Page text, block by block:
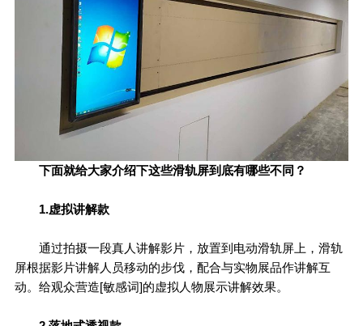
下面就给大家介绍下这些滑轨屏到底有哪些不同？
1.虚拟讲解款
通过拍摄一段真人讲解影片，放置到电动滑轨屏上，滑轨
屏根据影片讲解人员移动的步伐，配合与实物展品作讲解互
动。给观众营造[敏感词]的虚拟人物展示讲解效果。